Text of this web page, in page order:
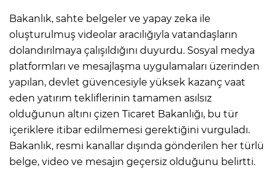
Bakanlık, sahte belgeler ve yapay zeka ile
oluşturulmuş videolar aracılığıyla vatandaşların
dolandırılmaya çalışıldığını duyurdu. Sosyal medya
platformları ve mesajlaşma uygulamaları üzerinden
yapılan, devlet güvencesiyle yüksek kazanç vaat
eden yatırım tekliflerinin tamamen asılsız
olduğunun altını çizen Ticaret Bakanlığı, bu tür
içeriklere itibar edilmemesi gerektiğini vurguladı.
Bakanlık, resmi kanallar dışında gönderilen her türlü
belge, video ve mesajın geçersiz olduğunu belirtti.